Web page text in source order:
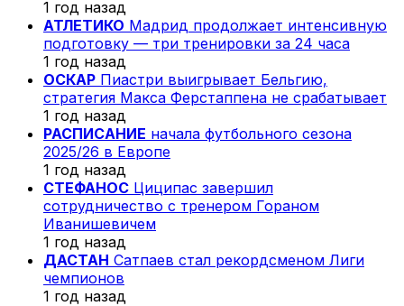
1 год назад
АТЛЕТИКО Мадрид продолжает интенсивную
подготовку — три тренировки за 24 часа
1 год назад
ОСКАР Пиастри выигрывает Бельгию,
стратегия Макса Ферстаппена не срабатывает
1 год назад
РАСПИСАНИЕ начала футбольного сезона
2025/26 в Европе
1 год назад
СТЕФАНОС Циципас завершил
сотрудничество с тренером Гораном
Иванишевичем
1 год назад
ДАСТАН Сатпаев стал рекордсменом Лиги
чемпионов
1 год назад